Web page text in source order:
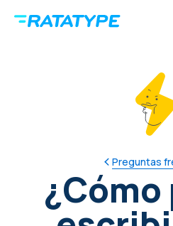
Preguntas